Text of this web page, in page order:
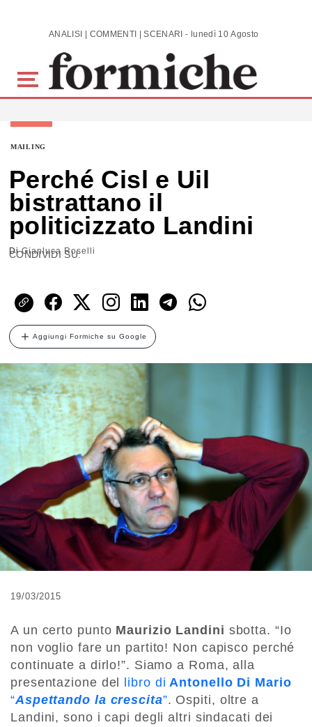
Skip to main content ANALISI | COMMENTI | SCENARI - lunedì 10 Agosto 2026
MAILING
Perché Cisl e Uil
bistrattano il
politicizzato Landini
DiGianluca Roselli
CONDIVIDI SU:
Aggiungi Formiche su Google
19/03/2015
A un certo punto Maurizio Landini sbotta. “Io
non voglio fare un partito! Non capisco perché
continuate a dirlo!”. Siamo a Roma, alla
presentazione del
libro di Antonello Di Mario
“Aspettando la crescita”. Ospiti, oltre a
Landini, sono i capi degli altri sindacati dei